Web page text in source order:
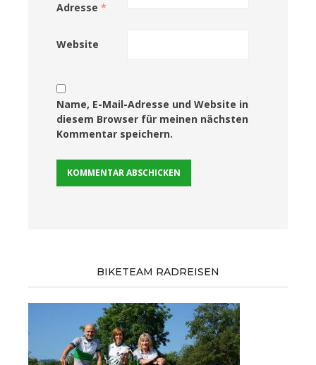
Adresse *
Website
Name, E-Mail-Adresse und Website in
diesem Browser für meinen nächsten
Kommentar speichern.
BIKETEAM RADREISEN